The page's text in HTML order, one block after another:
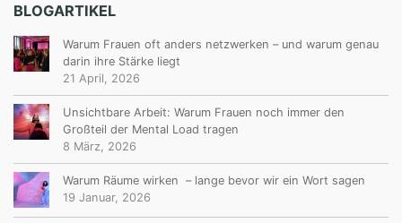
BLOGARTIKEL
Warum Frauen oft anders netzwerken – und warum genau
darin ihre Stärke liegt
21 April, 2026
Unsichtbare Arbeit: Warum Frauen noch immer den
Großteil der Mental Load tragen
8 März, 2026
Warum Räume wirken – lange bevor wir ein Wort sagen
19 Januar, 2026